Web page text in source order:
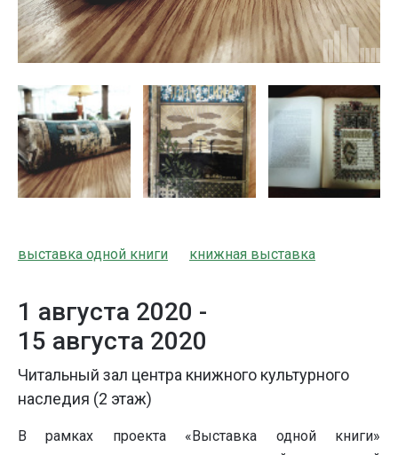
выставка одной книги книжная выставка
1 августа 2020 -
15 августа 2020
Читальный зал центра книжного культурного
наследия (2 этаж)
В рамках проекта «Выставка одной книги»